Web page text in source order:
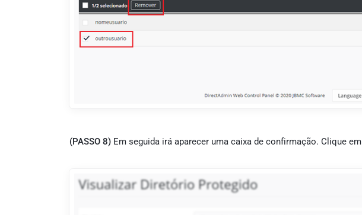
(PASSO 8) Em seguida irá aparecer uma caixa de confirmação. Clique em